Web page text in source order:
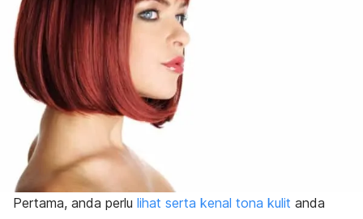
Pertama, anda perlu lihat serta kenal tona kulit anda